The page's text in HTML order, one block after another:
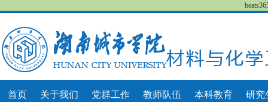
首页 关于我们 党群工作 教师队伍 本科教育 研究